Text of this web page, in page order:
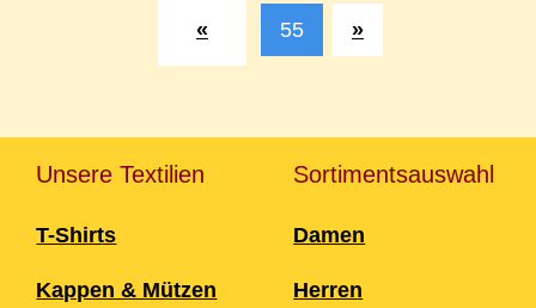
« 55 »
Unsere Textilien
T-Shirts
Kappen & Mützen
Sortimentsauswahl
Damen
Herren